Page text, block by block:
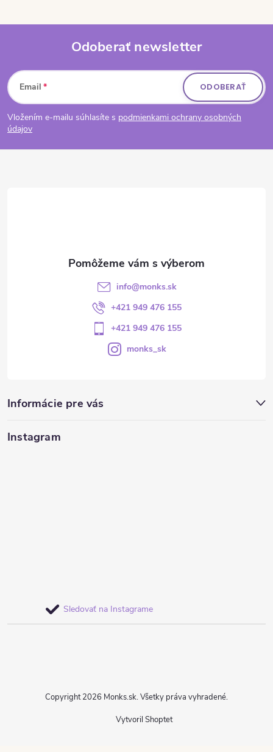
Zápätie
Odoberať newsletter
Email
Vložením e-mailu súhlasíte s podmienkami ochrany osobných
údajov
ODOBERAŤ
Informácie pre vás
info@monks.sk
+421 949 476 155
+421 949 476 155
monks_sk
Instagram
Sledovať na Instagrame
Vytvoril Shoptet
Copyright 2026 Monks.sk. Všetky práva vyhradené.